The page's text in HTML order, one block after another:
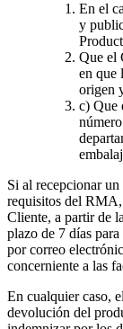
En el
y
Que el
en que
origen
c) Que
Si al recepcionar
requisitos del
Cliente, a partir de
plazo de 7 días
por correo
concerniente a las
En cualquier caso,
devolución del